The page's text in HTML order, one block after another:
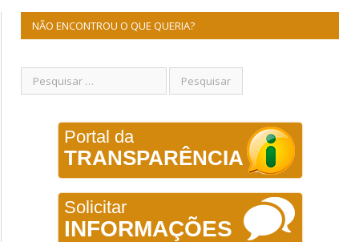
NÃO ENCONTROU O QUE QUERIA?
Portal da
TRANSPARÊNCIA
Solicitar
INFORMAÇÕES